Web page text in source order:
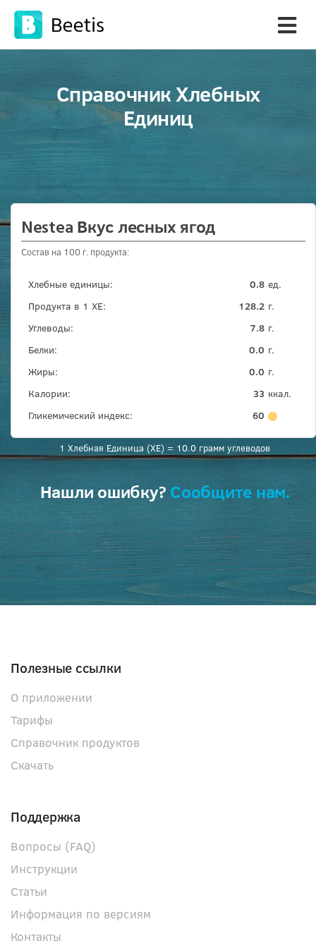
Справочник Хлебных
Единиц
Nestea Вкус лесных ягод
Состав на 100 г. продукта:
Хлебные единицы: ед.
0.8
Продукта в 1 ХЕ:
г.
128.2
Углеводы:
г.
7.8
Белки:
г.
0.0
Жиры:
г.
0.0
Калории:
ккал.
33
Гликемический индекс:
60
1 Хлебная Единица (ХЕ) = 10.0 грамм углеводов
Нашли ошибку?Сообщите нам.
Полезные ссылки
О приложении
Тарифы
Справочник продуктов
Скачать
Поддержка
Вопросы (FAQ)
Инструкции
Статьи
Информация по версиям
Контакты